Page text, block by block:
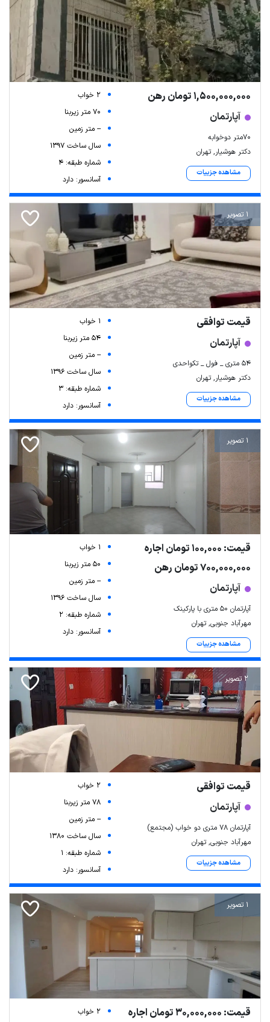
1,500,000,000 تومان رهن
آپارتمان
70متر دوخوابه
دکتر هوشیار, تهران
مشاهده جزییات
2 خواب
70 متر زیربنا
-- متر زمین
سال ساخت 1397
شماره طبقه: 4
آسانسور: دارد
1 تصویر
قیمت توافقی
آپارتمان
۵۴ متری _ فول _ تکواحدی
دکتر هوشیار, تهران
مشاهده جزییات
1 خواب
54 متر زیربنا
-- متر زمین
سال ساخت 1396
شماره طبقه: 3
آسانسور: دارد
1 تصویر
قیمت: 100,000 تومان اجاره
700,000,000 تومان رهن
آپارتمان
آپارتمان ۵۰ متری با پارکینک
مهرآباد جنوبی, تهران
مشاهده جزییات
1 خواب
50 متر زیربنا
-- متر زمین
سال ساخت 1396
شماره طبقه: 2
آسانسور: دارد
2 تصویر
قیمت توافقی
آپارتمان
آپارتمان ۷۸ متری دو خواب (مجتمع)
مهرآباد جنوبی, تهران
مشاهده جزییات
2 خواب
78 متر زیربنا
-- متر زمین
سال ساخت 1380
شماره طبقه: 1
آسانسور: دارد
1 تصویر
قیمت: 30,000,000 تومان اجاره
2 خواب